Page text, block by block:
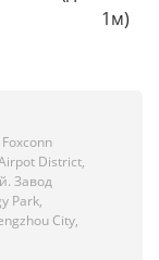
1м)
District,
Завод
Park,
City,